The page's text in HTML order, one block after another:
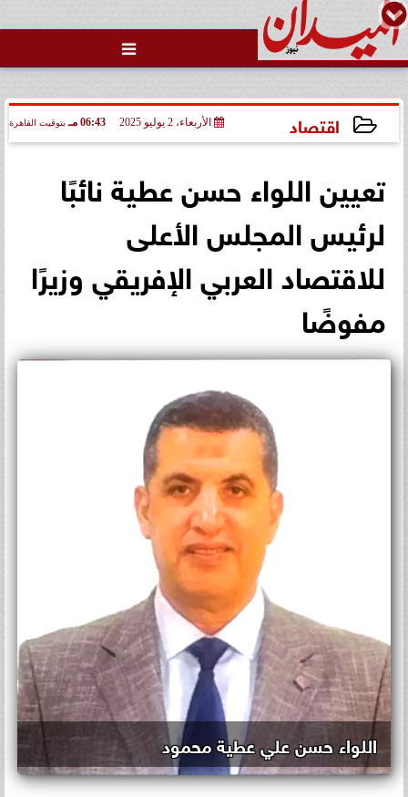

اقتصاد الأربعاء، 2 يوليو 2025 06:43 مـ بتوقيت القاهرة
تعيين اللواء حسن عطية نائبًا
لرئيس المجلس الأعلى
للاقتصاد العربي الإفريقي وزيرًا
مفوضًا
اللواء حسن علي عطية محمود